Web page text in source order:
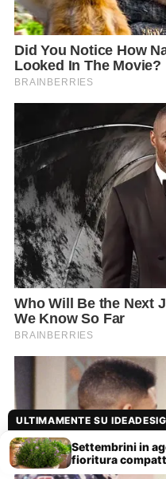
ULTIMAMENTE SU
Settembrini in
fioritura